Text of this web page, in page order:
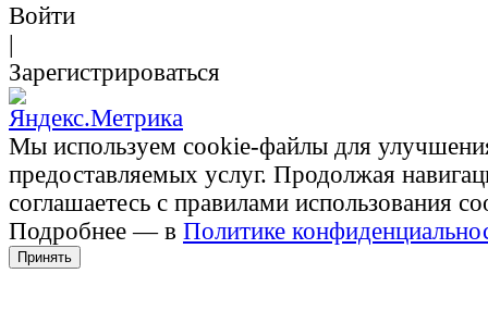
Войти
|
Зарегистрироваться
Мы используем cookie-файлы для
предоставляемых услуг. Продолжая
соглашаетесь с правилами использования
Подробнее — в Политике
Принять